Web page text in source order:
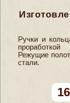
Ручки и
Режущие
стали.